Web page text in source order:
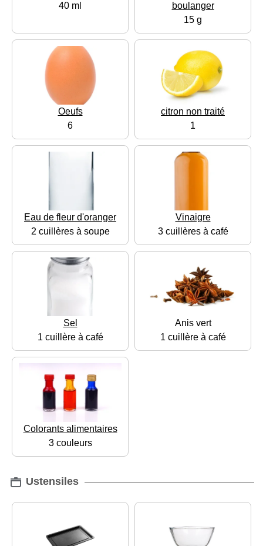
40 ml
boulanger
15 g
Oeufs
6
citron non traité
1
Eau de fleur d'oranger
2 cuillères à soupe
Vinaigre
3 cuillères à café
Sel
1 cuillère à café
Anis vert
1 cuillère à café
Colorants alimentaires
3 couleurs
Ustensiles